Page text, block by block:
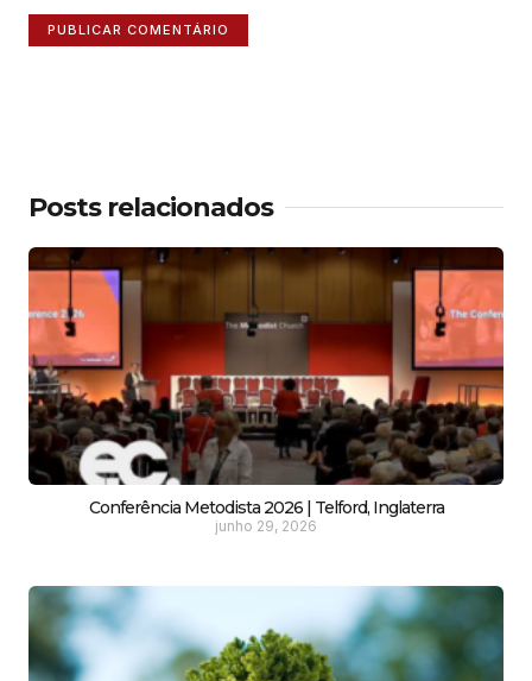
Posts relacionados
Conferência Metodista 2026 | Telford, Inglaterra
junho 29, 2026